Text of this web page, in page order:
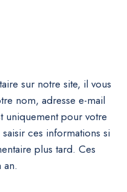
sur notre site, il vous
nom, adresse e-mail
uniquement pour votre
ces informations si
plus tard. Ces
an.